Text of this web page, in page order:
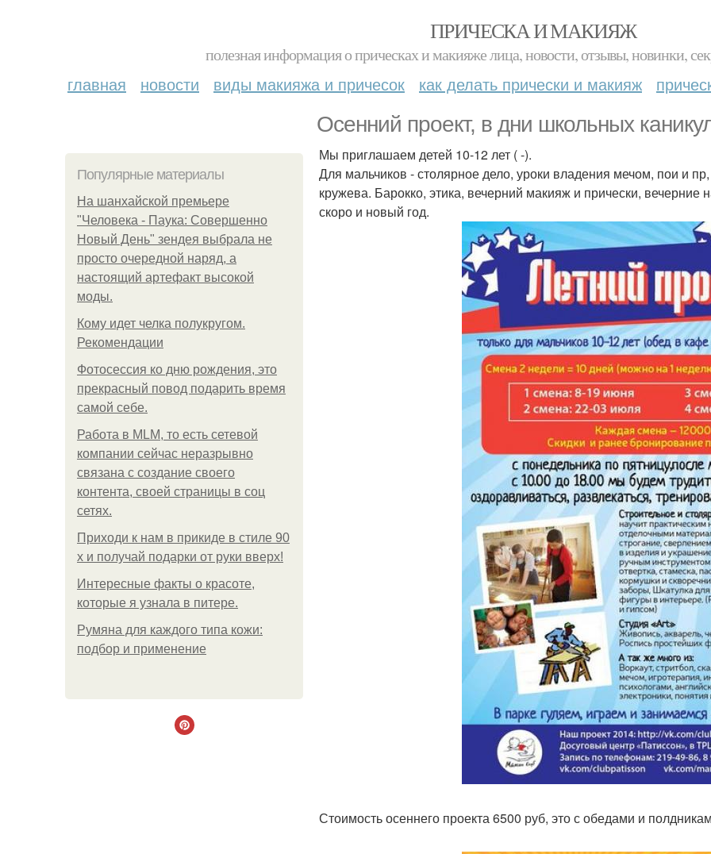
ПРИЧЕСКА И МАКИЯЖ
полезная информация о прическах и макияже лица, новости, отзывы, новинки,
главная новости виды макияжа и причесок как делать прически и макияж
Осенний проект, в дни школьных
Популярные материалы
На шанхайской премьере
"Человека - Паука: Совершенно
Новый День" зендея выбрала не
просто очередной наряд, а
настоящий артефакт высокой
моды.
Кому идет челка полукругом.
Рекомендации
Фотосессия ко дню рождения, это
прекрасный повод подарить время
самой себе.
Работа в MLM, то есть сетевой
компании сейчас неразрывно
связана с создание своего
контента, своей страницы в соц
сетях.
Приходи к нам в прикиде в стиле 90
х и получай подарки от руки вверх!
Интересные факты о красоте,
которые я узнала в питере.
Румяна для каждого типа кожи:
подбор и применение
Мы приглашаем детей 10-12 лет ( -).
Для мальчиков - столярное дело, уроки владения мечом, пои и
кружева. Барокко, этика, вечерний макияж и прически, вечерние
скоро и новый год.
Стоимость осеннего проекта 6500 руб, это с обедами и